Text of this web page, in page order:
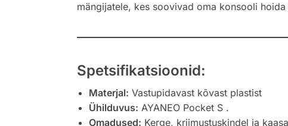
mängijatele, kes soovivad oma konsooli
Spetsifikatsioonid:
Materjal: Vastupidavast kõvast plastist
Ühilduvus: AYANEO Pocket S .
Omadused: Kerge, kriimustuskindel ja